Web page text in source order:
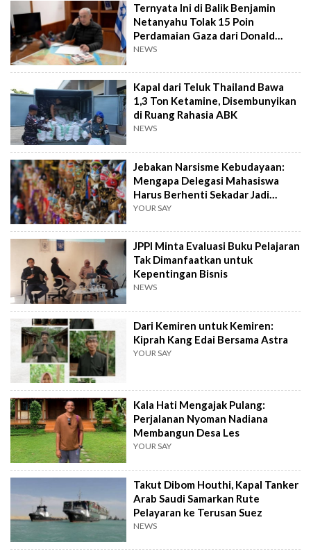
Ternyata Ini di Balik Benjamin
Netanyahu Tolak 15 Poin
Perdamaian Gaza dari Donald
Trump
NEWS
Kapal dari Teluk Thailand Bawa
1,3 Ton Ketamine, Disembunyikan
di Ruang Rahasia ABK
NEWS
Jebakan Narsisme Kebudayaan:
Mengapa Delegasi Mahasiswa
Harus Berhenti Sekadar Jadi
'Performer'
YOUR SAY
JPPI Minta Evaluasi Buku Pelajaran
Tak Dimanfaatkan untuk
Kepentingan Bisnis
NEWS
Dari Kemiren untuk Kemiren:
Kiprah Kang Edai Bersama Astra
YOUR SAY
Kala Hati Mengajak Pulang:
Perjalanan Nyoman Nadiana
Membangun Desa Les
YOUR SAY
Takut Dibom Houthi, Kapal Tanker
Arab Saudi Samarkan Rute
Pelayaran ke Terusan Suez
NEWS